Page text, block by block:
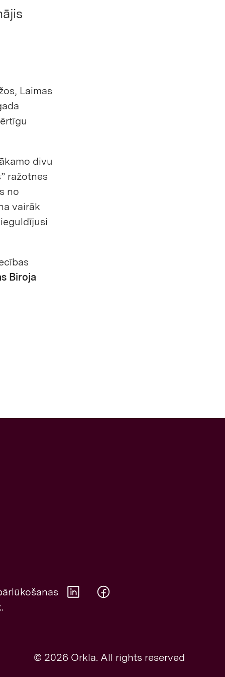
Laimas
divu
ražotnes
no
vairāk
Biroja
© 2026 Orkla. All rights reserved